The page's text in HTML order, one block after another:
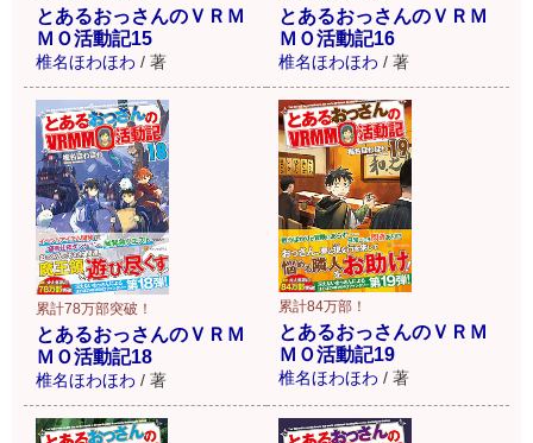
とあるおっさんのＶＲＭ
ＭＯ活動記15
椎名ほわほわ / 著
とあるおっさんのＶＲＭ
ＭＯ活動記16
椎名ほわほわ / 著
累計78万部突破！
とあるおっさんのＶＲＭ
ＭＯ活動記18
椎名ほわほわ / 著
累計84万部！
とあるおっさんのＶＲＭ
ＭＯ活動記19
椎名ほわほわ / 著